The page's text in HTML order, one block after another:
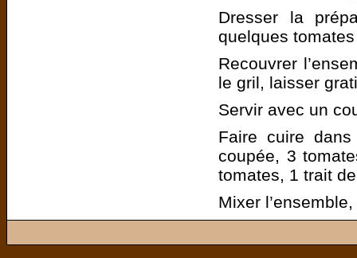
Dresser la
quelques
Recouvrer
le gril, laisser
Servir avec un
Faire cuire dans
coupée, 3
tomates, 1 trait
Mixer